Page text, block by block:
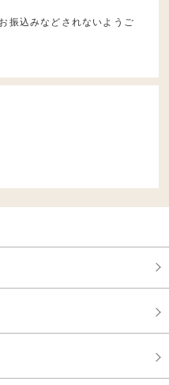
振込みなどされないようご